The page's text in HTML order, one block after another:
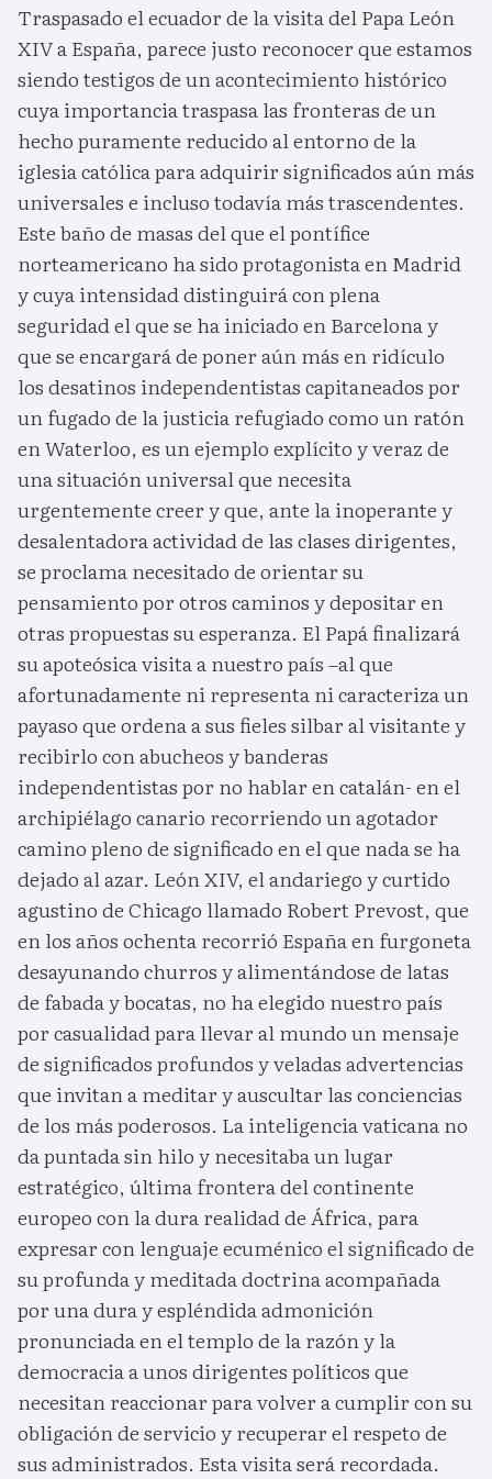
Traspasado el ecuador de la visita del Papa León
XIV a España, parece justo reconocer que estamos
siendo testigos de un acontecimiento histórico
cuya importancia traspasa las fronteras de un
hecho puramente reducido al entorno de la
iglesia católica para adquirir significados aún más
universales e incluso todavía más trascendentes.
Este baño de masas del que el pontífice
norteamericano ha sido protagonista en Madrid
y cuya intensidad distinguirá con plena
seguridad el que se ha iniciado en Barcelona y
que se encargará de poner aún más en ridículo
los desatinos independentistas capitaneados por
un fugado de la justicia refugiado como un ratón
en Waterloo, es un ejemplo explícito y veraz de
una situación universal que necesita
urgentemente creer y que, ante la inoperante y
desalentadora actividad de las clases dirigentes,
se proclama necesitado de orientar su
pensamiento por otros caminos y depositar en
otras propuestas su esperanza. El Papá finalizará
su apoteósica visita a nuestro país –al que
afortunadamente ni representa ni caracteriza un
payaso que ordena a sus fieles silbar al visitante y
recibirlo con abucheos y banderas
independentistas por no hablar en catalán- en el
archipiélago canario recorriendo un agotador
camino pleno de significado en el que nada se ha
dejado al azar. León XIV, el andariego y curtido
agustino de Chicago llamado Robert Prevost, que
en los años ochenta recorrió España en furgoneta
desayunando churros y alimentándose de latas
de fabada y bocatas, no ha elegido nuestro país
por casualidad para llevar al mundo un mensaje
de significados profundos y veladas advertencias
que invitan a meditar y auscultar las conciencias
de los más poderosos. La inteligencia vaticana no
da puntada sin hilo y necesitaba un lugar
estratégico, última frontera del continente
europeo con la dura realidad de África, para
expresar con lenguaje ecuménico el significado de
su profunda y meditada doctrina acompañada
por una dura y espléndida admonición
pronunciada en el templo de la razón y la
democracia a unos dirigentes políticos que
necesitan reaccionar para volver a cumplir con su
obligación de servicio y recuperar el respeto de
sus administrados. Esta visita será recordada.